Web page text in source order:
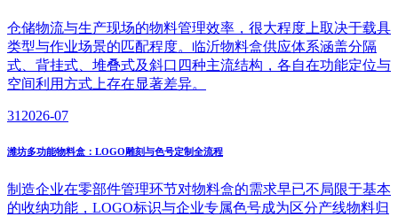
仓储物流与生产现场的物料管理效率，很大程度上取决于载具
类型与作业场景的匹配程度。临沂物料盒供应体系涵盖分隔
式、背挂式、堆叠式及斜口四种主流结构，各自在功能定位与
空间利用方式上存在显著差异。
31 2026-07
潍坊多功能物料盒：LOGO雕刻与色号定制全流程
制造企业在零部件管理环节对物料盒的需求早已不局限于基本
的收纳功能，LOGO标识与企业专属色号成为区分产线物料归